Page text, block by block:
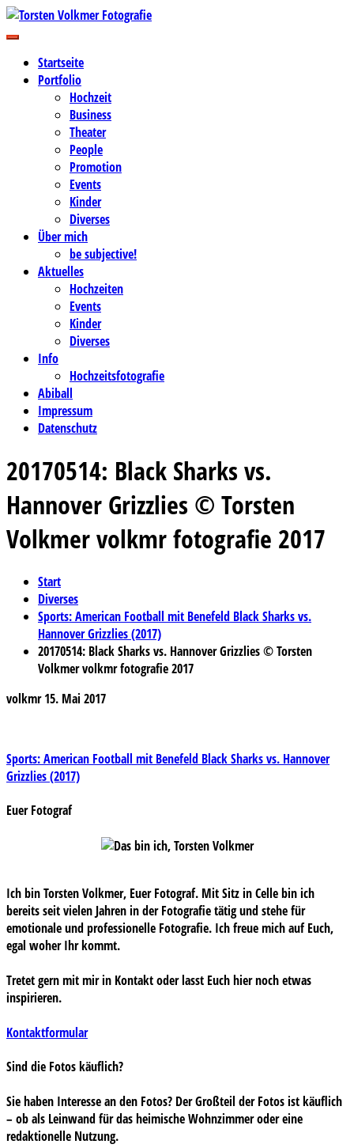
Zum
Inhalt
Torsten Volkmer Fotografie
Business-, Portrait- und Hochzeitsfotografie
Startseite
Portfolio
Hochzeit
Business
Theater
People
Promotion
Events
Kinder
Diverses
Über mich
be subjective!
Aktuelles
Hochzeiten
Events
Kinder
Diverses
Info
Hochzeitsfotografie
Abiball
Impressum
Datenschutz
20170514: Black Sharks vs.
Hannover Grizzlies © Torsten
Volkmer volkmr fotografie 2017
Start
Diverses
Sports: American Football mit Benefeld Black Sharks vs.
Hannover Grizzlies (2017)
20170514: Black Sharks vs. Hannover Grizzlies © Torsten
Volkmer volkmr fotografie 2017
volkmr 15. Mai 2017
Beitragsnavigation
Sports: American Football mit Benefeld Black Sharks vs. Hannover
Grizzlies (2017)
Euer Fotograf
Ich bin Torsten Volkmer, Euer Fotograf. Mit Sitz in Celle bin ich
bereits seit vielen Jahren in der Fotografie tätig und stehe für
emotionale und professionelle Fotografie. Ich freue mich auf Euch,
egal woher Ihr kommt.
Tretet gern mit mir in Kontakt oder lasst Euch hier noch etwas
inspirieren.
Kontaktformular
Sind die Fotos käuflich?
Sie haben Interesse an den Fotos? Der Großteil der Fotos ist käuflich
– ob als Leinwand für das heimische Wohnzimmer oder eine
redaktionelle Nutzung.